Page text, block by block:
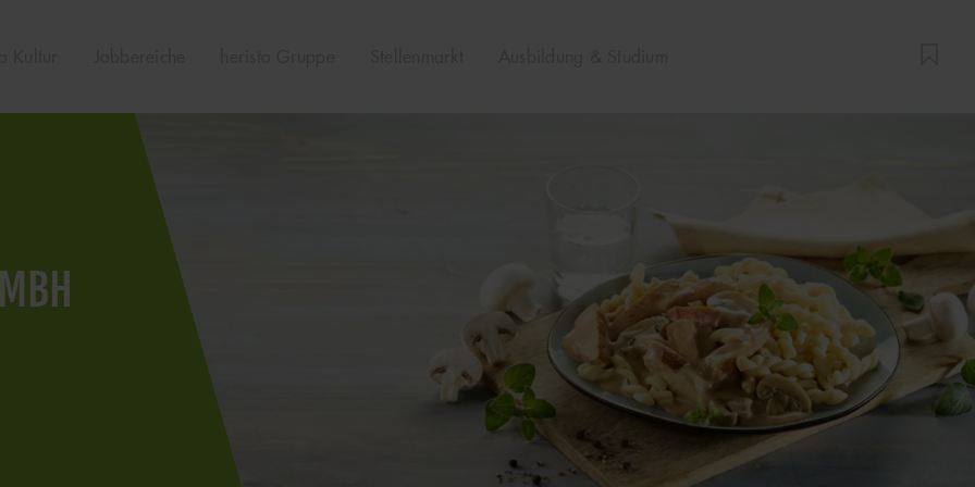
IMAGE